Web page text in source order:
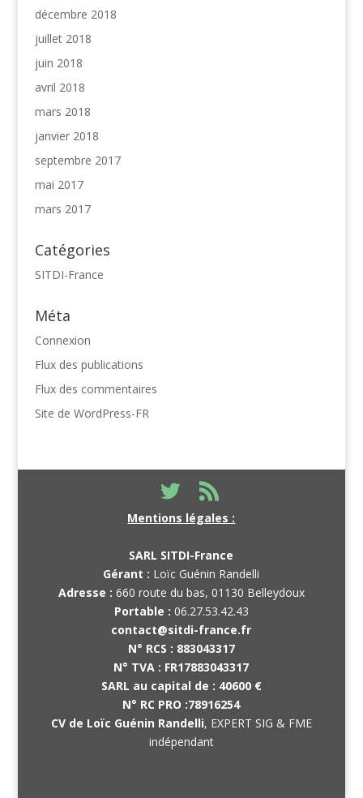
décembre 2018
juillet 2018
juin 2018
avril 2018
mars 2018
janvier 2018
septembre 2017
mai 2017
mars 2017
Catégories
SITDI-France
Méta
Connexion
Flux des publications
Flux des commentaires
Site de WordPress-FR
Mentions légales :
SARL SITDI-France
Gérant : Loïc Guénin Randelli
Adresse : 660 route du bas, 01130 Belleydoux
Portable : 06.27.53.42.43
contact@sitdi-france.fr
N° RCS : 883043317
N° TVA : FR17883043317
SARL au capital de : 40600 €
N° RC PRO :78916254
CV de Loïc Guénin Randelli, EXPERT SIG & FME
indépendant